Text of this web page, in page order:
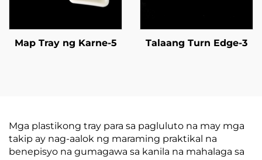
Map Tray ng Karne-5 Talaang Turn Edge-3
Mga plastikong tray para sa pagluluto na may mga
takip ay nag-aalok ng maraming praktikal na
benepisyo na gumagawa sa kanila na mahalaga sa